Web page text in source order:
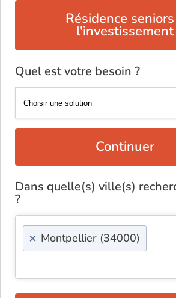
Résidence
l'investissement
Quel est votre besoin ?
Continuer
Dans quelle(s) ville(s)
?
× Montpellier (34000)